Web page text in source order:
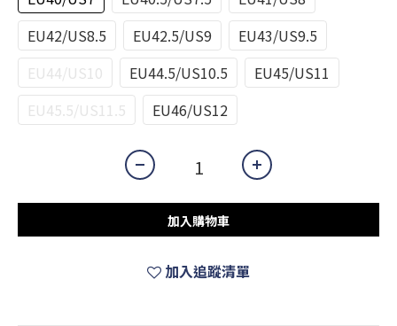
EU42/US8.5
EU42.5/US9
EU43/US9.5
EU44/US10
EU44.5/US10.5
EU45/US11
EU45.5/US11.5
EU46/US12
加入購物車
加入追蹤清單